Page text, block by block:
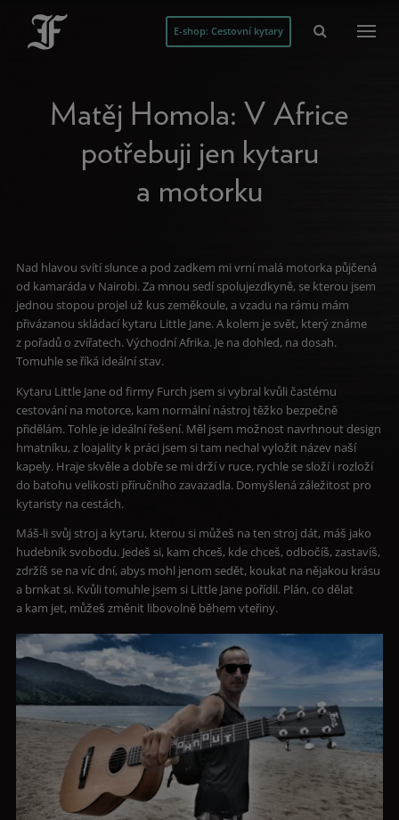
E-shop: Cestovní kytary
Matěj Homola: V Africe
potřebuji jen kytaru
a motorku
Nad hlavou svítí slunce a pod zadkem mi vrní malá motorka půjčená
od kamaráda v Nairobi. Za mnou sedí spolujezdkyně, se kterou jsem
jednou stopou projel už kus zeměkoule, a vzadu na rámu mám
přivázanou skládací kytaru Little Jane. A kolem je svět, který známe
z pořadů o zvířatech. Východní Afrika. Je na dohled, na dosah.
Tomuhle se říká ideální stav.
Kytaru Little Jane od firmy Furch jsem si vybral kvůli častému
cestování na motorce, kam normální nástroj těžko bezpečně
přidělám. Tohle je ideální řešení. Měl jsem možnost navrhnout design
hmatníku, z loajality k práci jsem si tam nechal vyložit název naší
kapely. Hraje skvěle a dobře se mi drží v ruce, rychle se složí i rozloží
do batohu velikosti příručního zavazadla. Domyšlená záležitost pro
kytaristy na cestách.
Máš-li svůj stroj a kytaru, kterou si můžeš na ten stroj dát, máš jako
hudebník svobodu. Jedeš si, kam chceš, kde chceš, odbočíš, zastavíš,
zdržíš se na víc dní, abys mohl jenom sedět, koukat na nějakou krásu
a brnkat si. Kvůli tomuhle jsem si Little Jane pořídil. Plán, co dělat
a kam jet, můžeš změnit libovolně během vteřiny.